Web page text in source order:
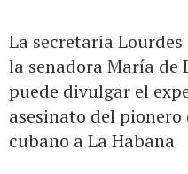
La secretaria
la senadora María de
puede divulgar el
asesinato del
cubano a La Habana